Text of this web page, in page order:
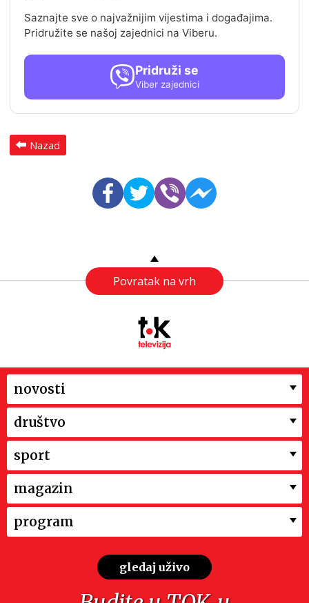
Saznajte sve o najvažnijim vijestima i događajima.
Pridružite se našoj zajednici na Viberu.
Pridruži se
Viber zajednici
Nazad
Povratak na vrh
novosti
društvo
sport
magazin
program
gledaj uživo